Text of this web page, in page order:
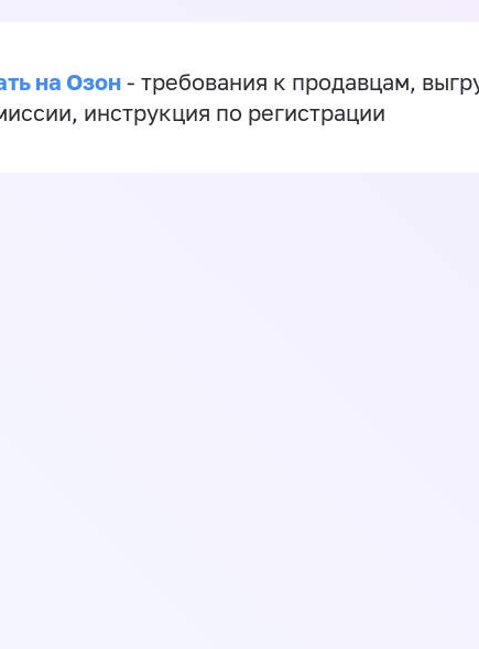
на Озон - требования к продавцам,
инструкция по регистрации